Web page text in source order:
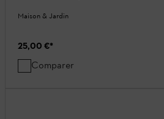
Maison & Jardin
25,00 €*
Comparer